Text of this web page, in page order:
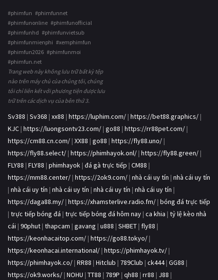
#phimfun #phimfunnet
#phimfunonline #phimfunofficial
#phimfunhd #phimfunvietsub
#phimfunmienphi #xemphimfun
#phimfun2026 #phimfunmoi
#phimfun.net
Trang web này không lưu trữ bất kỳ tệp
nào trên máy chủ của chúng tôi, chúng
tôi chỉ liên kết với phương tiện được lưu
trữ trên các dịch vụ của bên thứ 3.
Sv388 | Sv368 | xx88 | https://luphim.com/ | https://bet88.graphics/ |
KJC | https://luongsontv23.com/ | go88 | https://rr88pet.com/ |
https://cm88.cn.com/ | XX88 | go88 | https://fly88.uno/ |
https://fly88.select/ | https://phimhayok.onl/ | https://fly88.green/ |
FLY88 | FLY88 | phimhayok | đá gà trực tiếp | CM88 |
https://mm88.center/ | https://2ok9.com/ | nhà cái uy tín | nhà cái uy tín
| nhà cái uy tín | nhà cái uy tín | nhà cái uy tín | nhà cái uy tín |
https://daga88.my/ | https://xhamsterlive.radio.fm/ | bóng đá trực tiếp
| trực tiếp bóng đá | trực tiếp bóng đá hôm nay | ca khia | tỷ lệ kèo nhà
cái | 90phut | thapcam | gavang | u888 | SHBET | fly88 |
https://keonhacaitop.com/ | https://go88.tokyo/ |
https://keonhacai.international/ | https://phimhayok.tv/ |
https://phimhayok.co/ | RR88 | Hitclub | 789Club | ck444| GG88 |
https://ok9.works/ | NOHU | TT88 | 789P | qh88 | rr88 | J88 |